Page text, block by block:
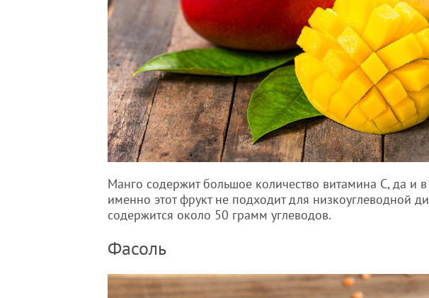
Манго содержит большое количество витамина С, да и
именно этот фрукт не подходит для низкоуглеводной
содержится около 50 грамм углеводов.
Фасоль